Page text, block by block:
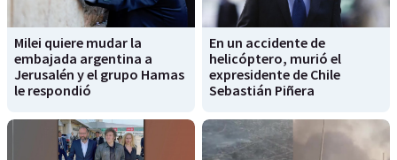
Milei quiere mudar la
embajada argentina a
Jerusalén y el grupo Hamas
le respondió
En un accidente de
helicóptero, murió el
expresidente de Chile
Sebastián Piñera